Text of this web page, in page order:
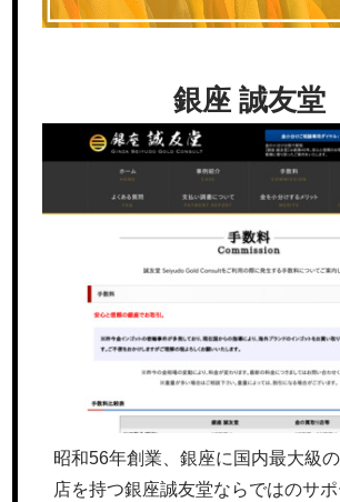
銀座 誠友堂
昭和56年創業、銀座に国内最大級
店を持つ銀座誠友堂ならではのサ